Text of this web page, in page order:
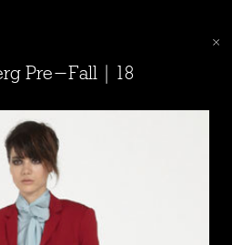
Pre-Fall | 18